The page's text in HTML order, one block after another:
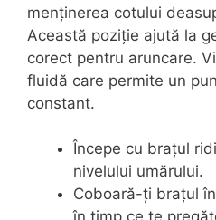
menținerea cotului
Această poziție ajută la
corect pentru aruncare.
fluidă care permite un
constant.
Începe cu brațul
nivelului umărului.
Coboară-ți brațul